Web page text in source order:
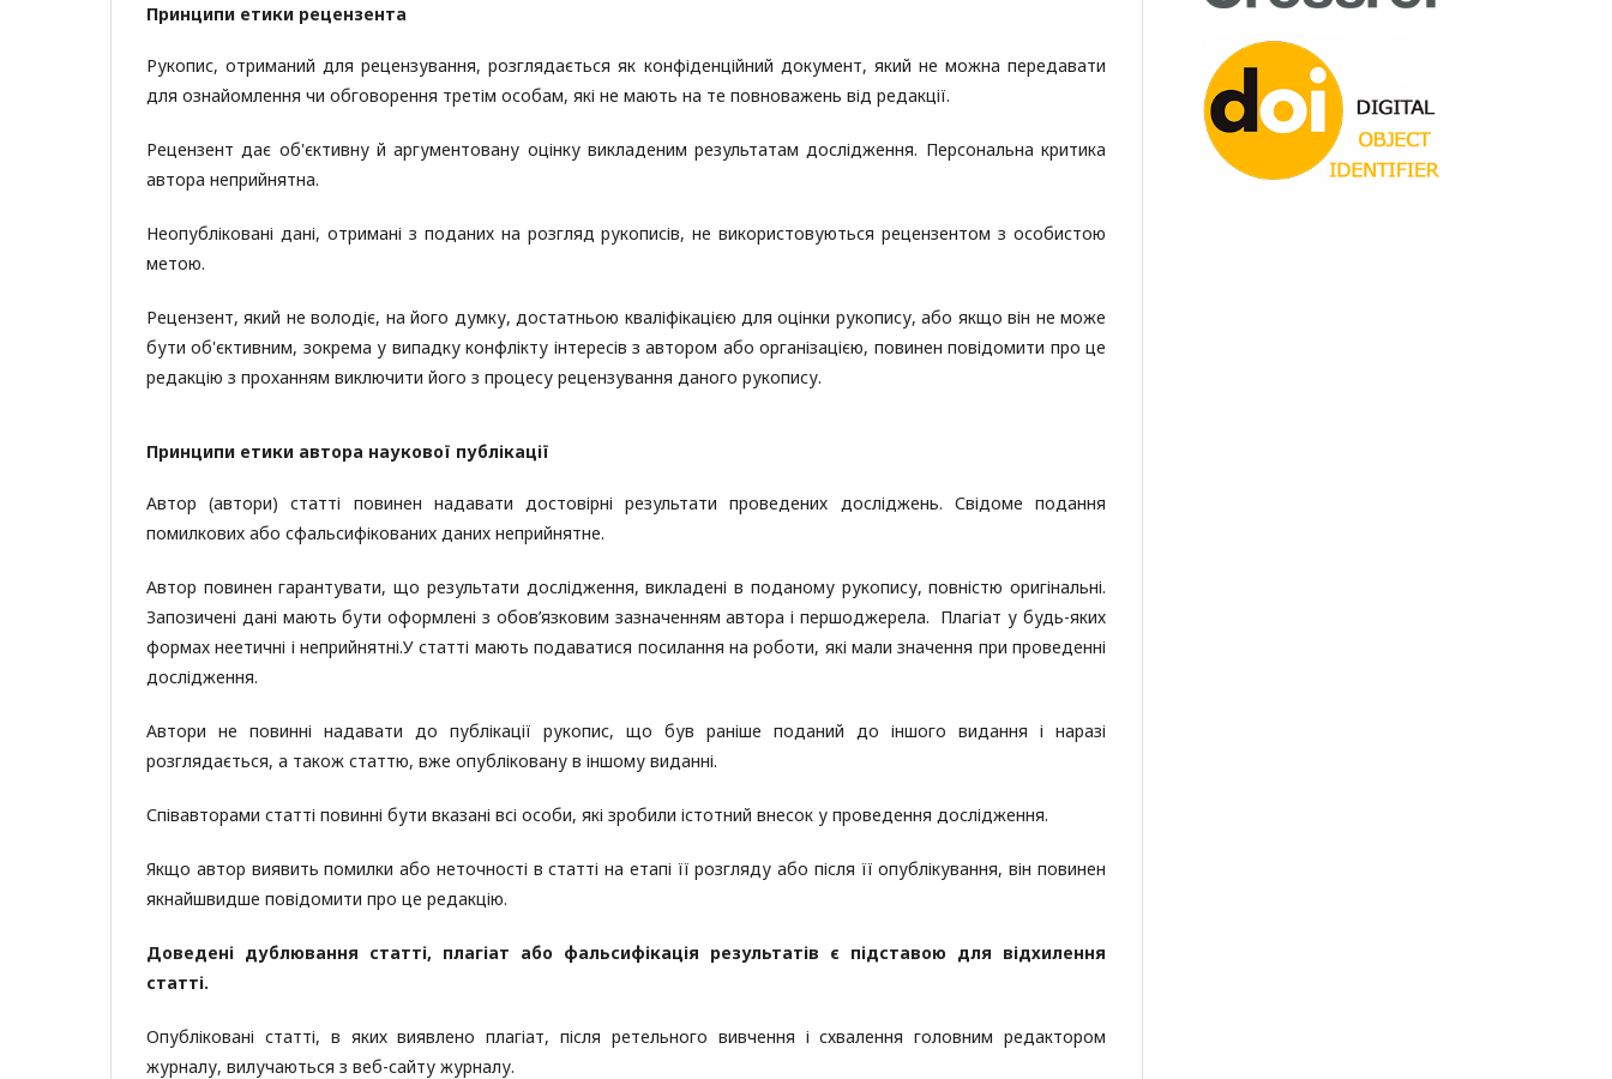
Принципи етики рецензента
Рукопис, отриманий для рецензування, розглядається як конфіденційний документ, який не можна передавати
для ознайомлення чи обговорення третім особам, які не мають на те повноважень від редакції.
Рецензент дає об'єктивну й аргументовану оцінку викладеним результатам дослідження. Персональна критика
автора неприйнятна.
Неопубліковані дані, отримані з поданих на розгляд рукописів, не використовуються рецензентом з особистою
метою.
Рецензент, який не володіє, на його думку, достатньою кваліфікацією для оцінки рукопису, або якщо він не може
бути об'єктивним, зокрема у випадку конфлікту інтересів з автором або організацією, повинен повідомити про це
редакцію з проханням виключити його з процесу рецензування даного рукопису.
Принципи етики автора наукової публікації
Автор (автори) статті повинен надавати достовірні результати проведених досліджень. Свідоме подання
помилкових або сфальсифікованих даних неприйнятне.
Автор повинен гарантувати, що результати дослідження, викладені в поданому рукопису, повністю оригінальні.
Запозичені дані мають бути оформлені з обов’язковим зазначенням автора і першоджерела. Плагіат у будь-яких
формах неетичні і неприйнятні.У статті мають подаватися посилання на роботи, які мали значення при проведенні
дослідження.
Автори не повинні надавати до публікації рукопис, що був раніше поданий до іншого видання і наразі
розглядається, а також статтю, вже опубліковану в іншому виданні.
Співавторами статті повинні бути вказані всі особи, які зробили істотний внесок у проведення дослідження.
Якщо автор виявить помилки або неточності в статті на етапі її розгляду або після її опублікування, він повинен
якнайшвидше повідомити про це редакцію.
Доведені дублювання статті, плагіат або фальсифікація результатів є підставою для відхилення
статті.
Опубліковані статті, в яких виявлено плагіат, після ретельного вивчення і схвалення головним редактором
журналу, вилучаються з веб-сайту журналу.